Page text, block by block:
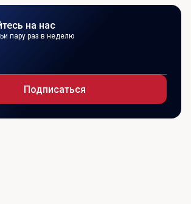
на нас
пару раз в неделю
Подписаться